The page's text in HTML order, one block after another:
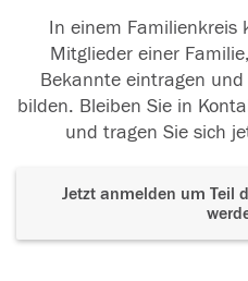
In einem Familienkreis
Mitglieder einer
Bekannte eintragen
bilden. Bleiben Sie in
und tragen Sie sich
Jetzt anmelden um Teil